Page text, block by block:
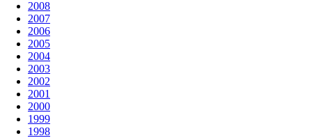
2008
2007
2006
2005
2004
2003
2002
2001
2000
1999
1998